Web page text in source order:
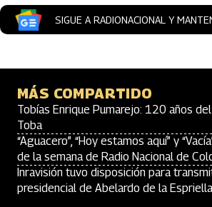
SIGUE A RADIONACIONAL Y
MÁS COMPARTIDO
Tobías Enrique Pumarejo: 120 años
Toba
“Aguacero”, “Hoy estamos aquí” y
de la semana de Radio Nacional de
Inravisión tuvo disposición para
presidencial de Abelardo de la Espriella